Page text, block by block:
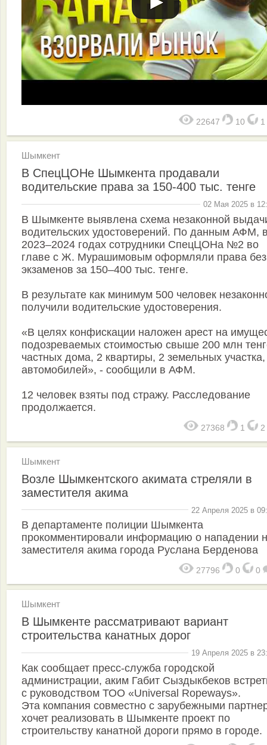
22647 10 1
Шымкент
В СпецЦОНе Шымкента продавали
водительские права за 150-400 тыс. тенге
02 Мая 2025 в
В Шымкенте выявлена схема незаконной
водительских удостоверений. По данным АФМ,
2023–2024 годах сотрудники СпецЦОНа №2 во
главе с Ж. Мурашимовым оформляли права без
экзаменов за 150–400 тыс. тенге.
В результате как минимум 500 человек
получили водительские удостоверения.
«В целях конфискации наложен арест на
подозреваемых стоимостью свыше 200 млн
частных дома, 2 квартиры, 2 земельных
автомобилей», - сообщили в АФМ.
12 человек взяты под стражу. Расследование
продолжается.
27368 1 2
Шымкент
Возле Шымкентского акимата стреляли в
заместителя акима
22 Апреля 2025 в
В департаменте полиции Шымкента
прокомментировали информацию о нападении
заместителя акима города Руслана Берденова
27796 0 0
Шымкент
В Шымкенте рассматривают вариант
строительства канатных дорог
19 Апреля 2025 в
Как сообщает пресс-служба городской
администрации, аким Габит Сыздыкбеков
с руководством ТОО «Universal Ropeways».
Эта компания совместно с зарубежными
хочет реализовать в Шымкенте проект по
строительству канатной дороги прямо в городе.